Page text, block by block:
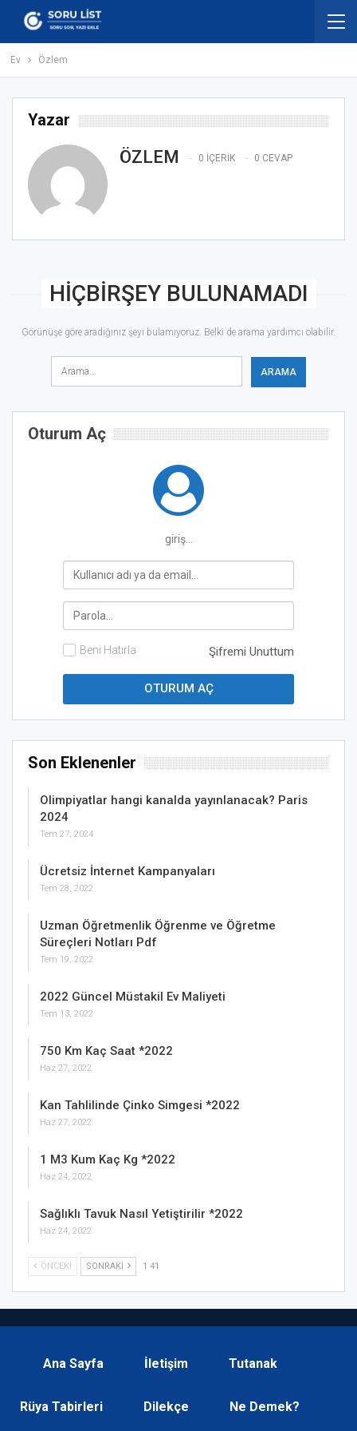
Ev Özlem
Yazar
ÖZLEM 0 İÇERIK 0 CEVAP
HIÇBIRŞEY BULUNAMADI
Görünüşe göre aradığınız şeyi bulamıyoruz. Belki de arama yardımcı olabilir.
Oturum Aç
giriş...
Şifremi Unuttum
Beni Hatırla
Son Eklenenler
Olimpiyatlar hangi kanalda yayınlanacak? Paris
2024
Tem 27, 2024
Ücretsiz İnternet Kampanyaları
Tem 28, 2022
Uzman Öğretmenlik Öğrenme ve Öğretme
Süreçleri Notları Pdf
Tem 19, 2022
2022 Güncel Müstakil Ev Maliyeti
Tem 13, 2022
750 Km Kaç Saat *2022
Haz 27, 2022
Kan Tahlilinde Çinko Simgesi *2022
Haz 27, 2022
1 M3 Kum Kaç Kg *2022
Haz 24, 2022
Sağlıklı Tavuk Nasıl Yetiştirilir *2022
Haz 24, 2022
ÖNCEKI SONRAKI 1 41
Ana Sayfa İletişim Tutanak
Rüya Tabirleri Dilekçe Ne Demek?